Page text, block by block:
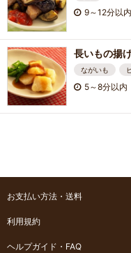
9～12分以内
長いもの揚
ながいも
5～8分以内
お支払い方法・送料
利用規約
ヘルプガイド・FAQ